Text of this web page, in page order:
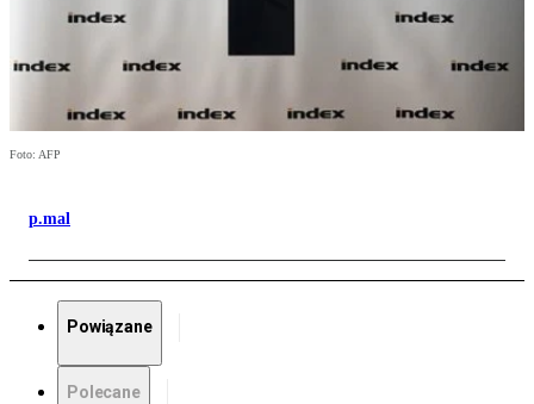
Foto: AFP
p.mal
Powiązane
Polecane